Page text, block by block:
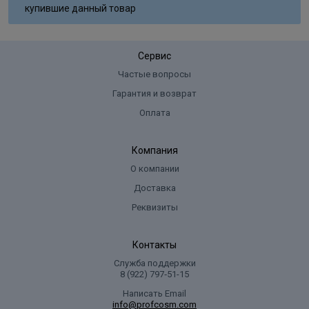
купившие данный товар
Сервис
Частые вопросы
Гарантия и возврат
Оплата
Компания
О компании
Доставка
Реквизиты
Контакты
Служба поддержки
8 (922) 797‑51-15
Написать Email
info@profcosm.com